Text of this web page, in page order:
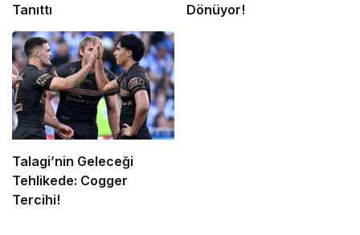
Tanıttı
Dönüyor!
Talagi’nin Geleceği
Tehlikede: Cogger
Tercihi!